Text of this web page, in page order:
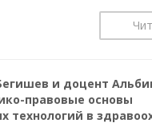
и доцент
правовые основы
технологий в